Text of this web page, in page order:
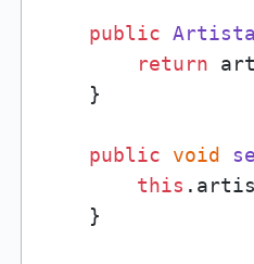
public Artista
return
    }
public void
this .
    }